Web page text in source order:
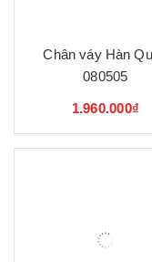
Chân váy Hàn
080505
1.960.000₫